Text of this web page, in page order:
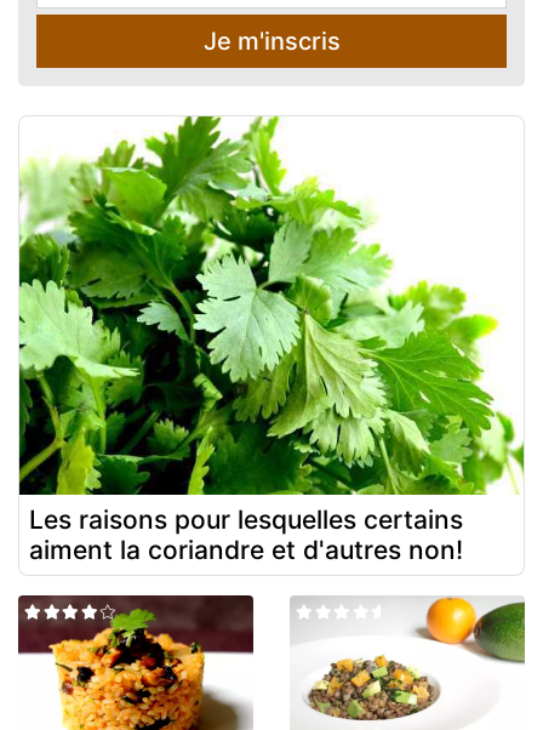
Je m'inscris
Les raisons pour lesquelles certains
aiment la coriandre et d'autres non!